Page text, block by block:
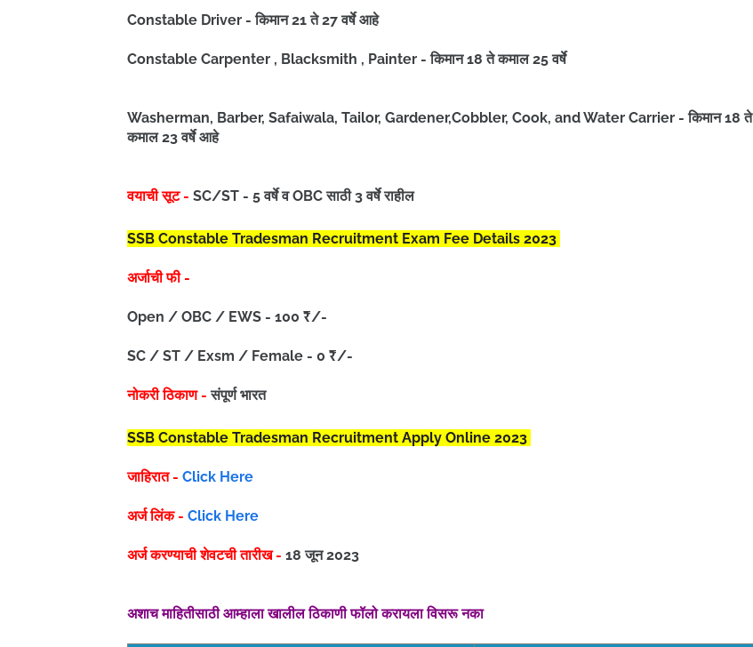
Constable Driver - किमान 21 ते 27 वर्षे आहे
Constable Carpenter , Blacksmith , Painter - किमान 18 ते कमाल 25 वर्षे
Washerman, Barber, Safaiwala, Tailor, Gardener,Cobbler, Cook, and Water Carrier -किमान 18 ते
कमाल 23 वर्षे आहे
वयाची सूट - SC/ST - 5 वर्षे व OBC साठी 3 वर्षे राहील
SSB Constable Tradesman Recruitment Exam Fee Details 2023
अर्जाची फी -
Open / OBC / EWS - 100 ₹/-
SC / ST / Exsm / Female - 0 ₹/-
नोकरी ठिकाण - संपूर्ण भारत
SSB Constable Tradesman Recruitment Apply Online 2023
जाहिरात - Click Here
अर्ज लिंक - Click Here
अर्ज करण्याची शेवटची तारीख - 18 जून 2023
अशाच माहितीसाठी आम्हाला खालील ठिकाणी फॉलो करायला विसरू नका